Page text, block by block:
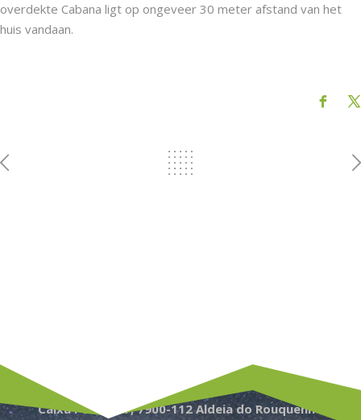
overdekte Cabana ligt op ongeveer 30 meter afstand van het
huis vandaan.
Caixa Postal 77, 7900-112 Aldeia do Rouquenho